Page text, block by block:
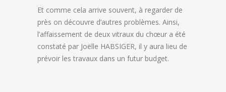
Et comme cela arrive souvent, à regarder de
près on découvre d’autres problèmes. Ainsi,
l’affaissement de deux vitraux du chœur a été
constaté par Joëlle HABSIGER, il y aura lieu de
prévoir les travaux dans un futur budget.